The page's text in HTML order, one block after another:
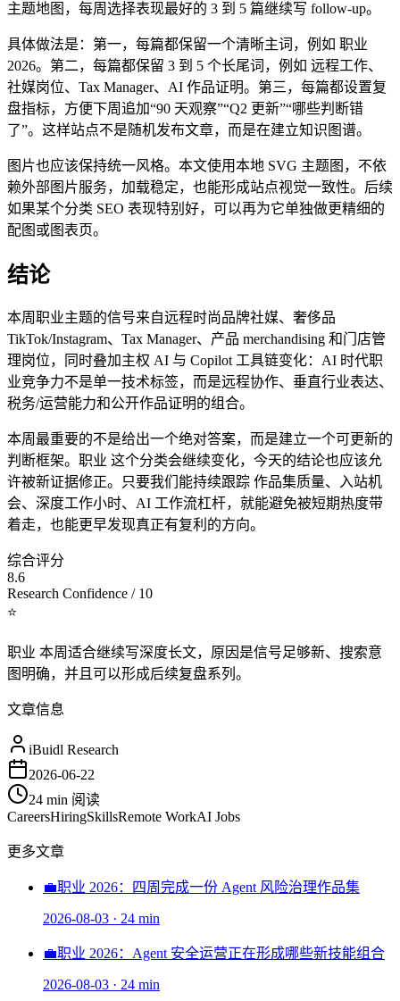
主题地图，每周选择表现最好的 3 到 5 篇继续写 follow-up。
具体做法是：第一，每篇都保留一个清晰主词，例如 职业
2026。第二，每篇都保留 3 到 5 个长尾词，例如 远程工作、
社媒岗位、Tax Manager、AI 作品证明。第三，每篇都设置复
盘指标，方便下周追加“90 天观察”“Q2 更新”“哪些判断错
了”。这样站点不是随机发布文章，而是在建立知识图谱。
图片也应该保持统一风格。本文使用本地 SVG 主题图，不依
赖外部图片服务，加载稳定，也能形成站点视觉一致性。后续
如果某个分类 SEO 表现特别好，可以再为它单独做更精细的
配图或图表页。
结论
本周职业主题的信号来自远程时尚品牌社媒、奢侈品
TikTok/Instagram、Tax Manager、产品 merchandising 和门店管
理岗位，同时叠加主权 AI 与 Copilot 工具链变化：AI 时代职
业竞争力不是单一技术标签，而是远程协作、垂直行业表达、
税务/运营能力和公开作品证明的组合。
本周最重要的不是给出一个绝对答案，而是建立一个可更新的
判断框架。职业 这个分类会继续变化，今天的结论也应该允
许被新证据修正。只要我们能持续跟踪 作品集质量、入站机
会、深度工作小时、AI 工作流杠杆，就能避免被短期热度带
着走，也能更早发现真正有复利的方向。
综合评分
8.6
Research Confidence / 10
⭐
职业 本周适合继续写深度长文，原因是信号足够新、搜索意
图明确，并且可以形成后续复盘系列。
文章信息
iBuidl Research
2026-06-22
24 min 阅读
CareersHiringSkillsRemote WorkAI Jobs
更多文章
💼职业 2026：四周完成一份 Agent 风险治理作品集
2026-08-03 · 24 min
💼职业 2026：Agent 安全运营正在形成哪些新技能组合
2026-08-03 · 24 min